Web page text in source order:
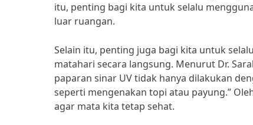
itu, penting bagi kita untuk selalu
luar ruangan.
Selain itu, penting juga bagi kita untuk
matahari secara langsung. Menurut Dr.
paparan sinar UV tidak hanya dilakukan
seperti mengenakan topi atau payung.”
agar mata kita tetap sehat.